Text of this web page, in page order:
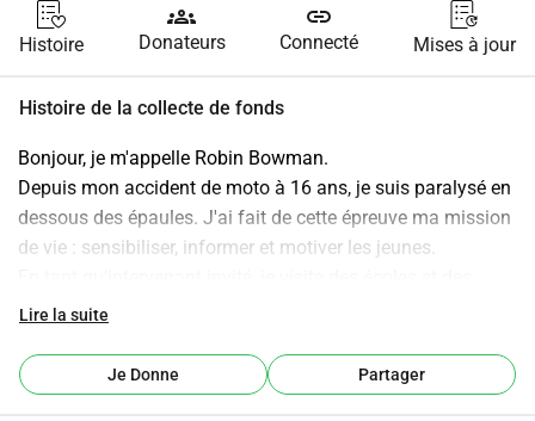
Histoire
groups
Donateurs
link
Connecté Mises à jour
Histoire de la collecte de fonds
Bonjour, je m'appelle Robin Bowman.
Depuis mon accident de moto à 16 ans, je suis paralysé en
dessous des épaules. J'ai fait de cette épreuve ma mission
de vie : sensibiliser, informer et motiver les jeunes.
institutions en Rhénanie-Palatinat et en Hesse. Je donne
une paralysie, l'autonomie en fauteuil roulant et le
handicap au quotidien. Un moment fort est mon rôle de
Lire la suite
Je Donne Partager